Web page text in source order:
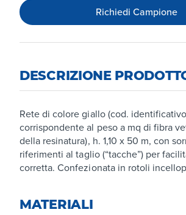
Richiedi Campione
DESCRIZIONE
Rete di colore giallo (cod. identificativo
corrispondente al peso a mq di fibra
della resinatura), h. 1,10 x 50 m, con
riferimenti al taglio (“tacche”) per
corretta. Confezionata in rotoli
MATERIALI